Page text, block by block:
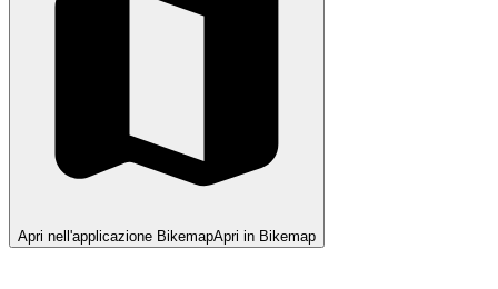
Apri nell'applicazione BikemapApri in Bikemap